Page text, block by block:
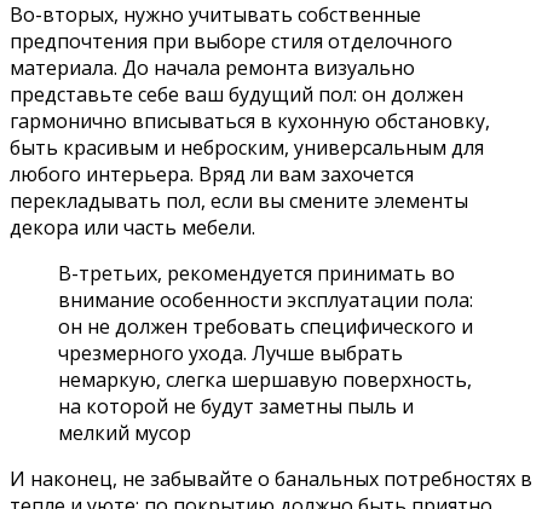
Во-вторых, нужно учитывать собственные
предпочтения при выборе стиля отделочного
материала. До начала ремонта визуально
представьте себе ваш будущий пол: он должен
гармонично вписываться в кухонную обстановку,
быть красивым и неброским, универсальным для
любого интерьера. Вряд ли вам захочется
перекладывать пол, если вы смените элементы
декора или часть мебели.
В-третьих, рекомендуется принимать во
внимание особенности эксплуатации пола:
он не должен требовать специфического и
чрезмерного ухода. Лучше выбрать
немаркую, слегка шершавую поверхность,
на которой не будут заметны пыль и
мелкий мусор
И наконец, не забывайте о банальных потребностях в